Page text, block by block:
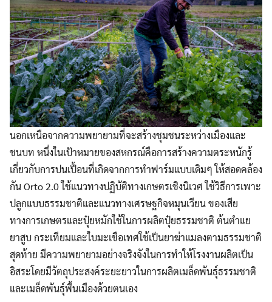
นอกเหนือจากความพยายามที่จะสร้างชุมชนระหว่างเมืองและ
ชนบท หนึ่งในเป้าหมายของสหกรณ์คือการสร้างความตระหนักรู้
เกี่ยวกับการปนเปื้อนที่เกิดจากการทำฟาร์มแบบเดิมๆ ให้สอดคล้อง
กัน Orto 2.0 ใช้แนวทางปฏิบัติทางเกษตรเชิงนิเวศ ใช้วิธีการเพาะ
ปลูกแบบธรรมชาติและแนวทางเศรษฐกิจหมุนเวียน ของเสีย
ทางการเกษตรและปุ๋ยหมักใช้ในการผลิตปุ๋ยธรรมชาติ ต้นตำแย
ยาสูบ กระเทียมและใบมะเขือเทศใช้เป็นยาฆ่าแมลงตามธรรมชาติ
สุดท้าย มีความพยายามอย่างจริงจังในการทำให้โรงงานผลิตเป็น
อิสระโดยมีวัตถุประสงค์ระยะยาวในการผลิตเมล็ดพันธุ์ธรรมชาติ
และเมล็ดพันธุ์พื้นเมืองด้วยตนเอง